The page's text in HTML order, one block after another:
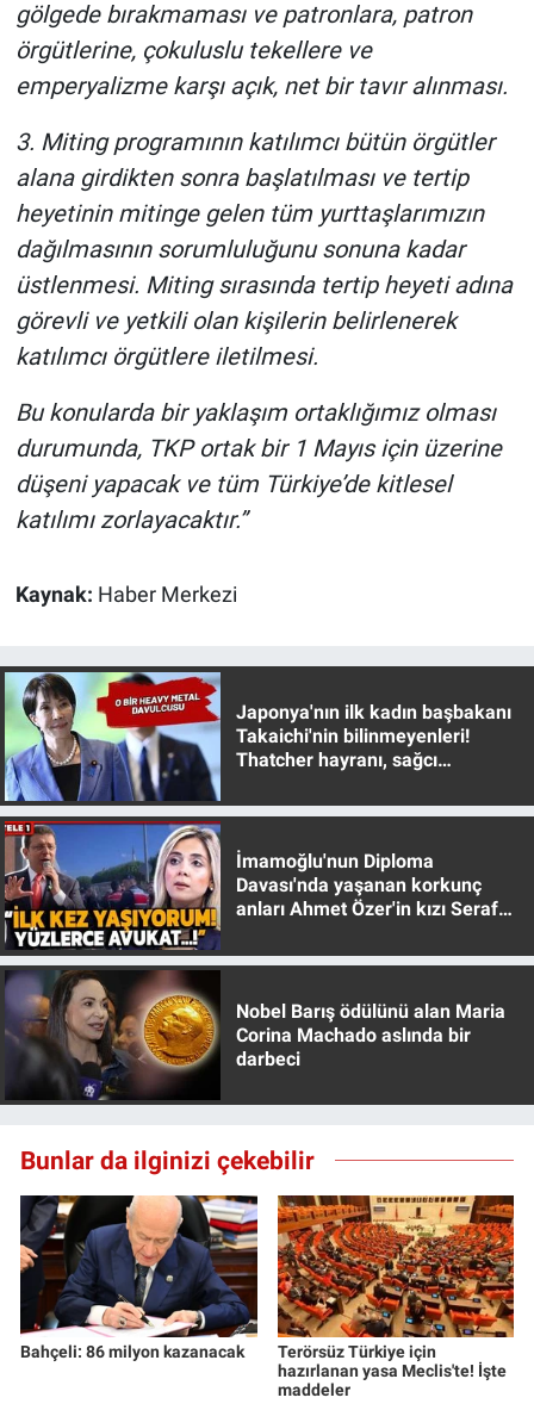
gölgede bırakmaması ve patronlara, patron
örgütlerine, çokuluslu tekellere ve
emperyalizme karşı açık, net bir tavır alınması.
3. Miting programının katılımcı bütün örgütler
alana girdikten sonra başlatılması ve tertip
heyetinin mitinge gelen tüm yurttaşlarımızın
dağılmasının sorumluluğunu sonuna kadar
üstlenmesi. Miting sırasında tertip heyeti adına
görevli ve yetkili olan kişilerin belirlenerek
katılımcı örgütlere iletilmesi.
Bu konularda bir yaklaşım ortaklığımız olması
durumunda, TKP ortak bir 1 Mayıs için üzerine
düşeni yapacak ve tüm Türkiye’de kitlesel
katılımı zorlayacaktır.”
Kaynak: Haber Merkezi
Japonya'nın ilk kadın başbakanı
Takaichi'nin bilinmeyenleri!
Thatcher hayranı, sağcı
İmamoğlu'nun Diploma
Davası'nda yaşanan korkunç
anları Ahmet Özer'in kızı Seraf
Nobel Barış ödülünü alan Maria
Corina Machado aslında bir
darbeci
Bunlar da ilginizi çekebilir
Bahçeli: 86 milyon kazanacak
Terörsüz Türkiye için
hazırlanan yasa Meclis'te! İşte
maddeler